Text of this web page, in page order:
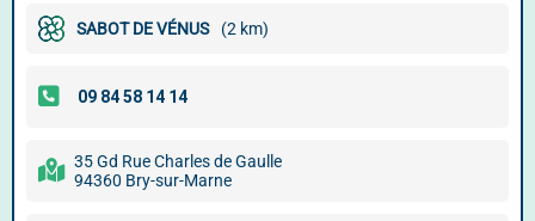
SABOT DE VÉNUS (2 km)
35 Gd Rue Charles de Gaulle
94360 Bry-sur-Marne